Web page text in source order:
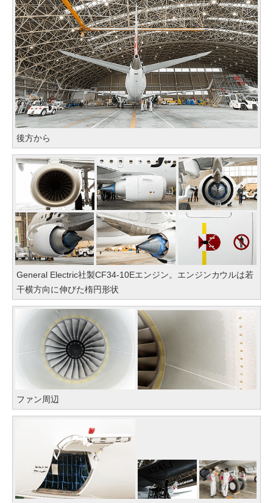
後方から
General Electric社製CF34-10Eエンジン。エンジンカウルは若
干横方向に伸びた楕円形状
ファン周辺